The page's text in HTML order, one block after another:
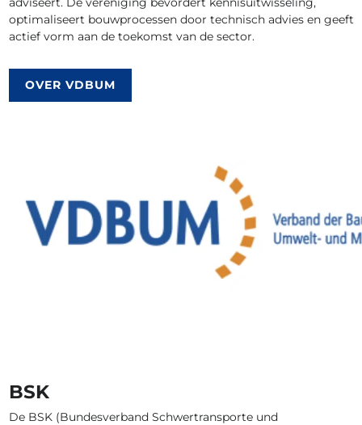
optimaliseert bouwprocessen door technisch advies en geeft
actief vorm aan de toekomst van de sector.
OVER VDBUM
BSK
De BSK (Bundesverband Schwertransporte und